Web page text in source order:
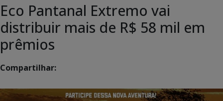
Eco Pantanal Extremo vai
distribuir mais de R$ 58 mil em
prêmios
Compartilhar: